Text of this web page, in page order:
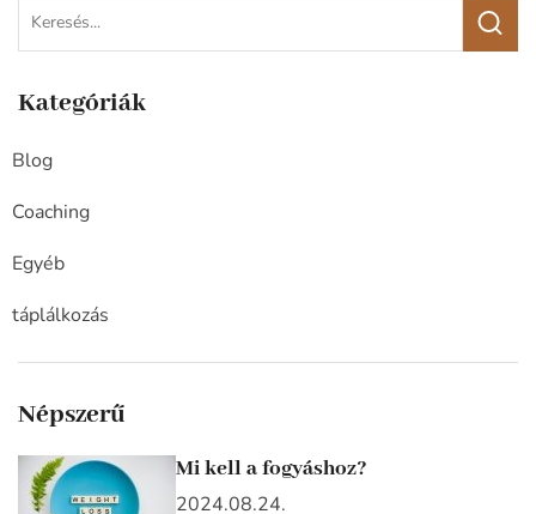
Kategóriák
Blog
Coaching
Egyéb
táplálkozás
Népszerű
Mi kell a fogyáshoz?
2024.08.24.